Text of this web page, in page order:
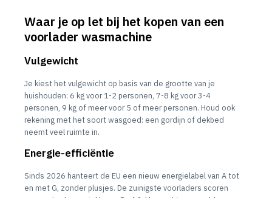
Waar je op let bij het kopen van een
voorlader wasmachine
Vulgewicht
Je kiest het vulgewicht op basis van de grootte van je
huishouden: 6 kg voor 1-2 personen, 7-8 kg voor 3-4
personen, 9 kg of meer voor 5 of meer personen. Houd ook
rekening met het soort wasgoed: een gordijn of dekbed
neemt veel ruimte in.
Energie-efficiëntie
Sinds 2026 hanteert de EU een nieuw energielabel van A tot
en met G, zonder plusjes. De zuinigste voorladers scoren